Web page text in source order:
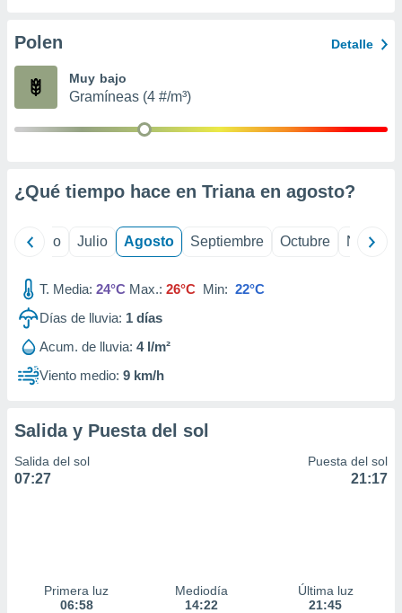
e
mediante
de
Polen Detalle
Muy bajo
Gramíneas (4 #/m³)
¿Qué tiempo hace en Triana en agosto?
Junio Julio Agosto Septiembre Octubre
T. Media: 24°C Max.: 26°C Min: 22°C
Días de lluvia: 1 días
Acum. de lluvia: 4 l/m²
Viento medio: 9 km/h
Salida y Puesta del sol
Salida del sol
07:27
Puesta del sol
21:17
Primera luz
06:58
Mediodía
14:22
Última luz
21:45